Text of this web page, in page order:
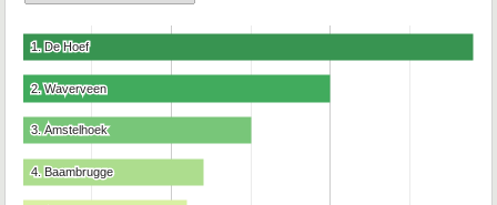
1. De Hoef
1. De Hoef
2. Waverveen
2. Waverveen
3. Amstelhoek
3. Amstelhoek
4. Baambrugge
4. Baambrugge